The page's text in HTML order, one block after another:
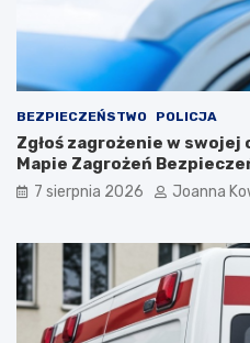
BEZPIECZEŃSTWO POLICJA
Zgłoś zagrożenie w
Mapie Zagrożeń
7 sierpnia 2026 Joanna